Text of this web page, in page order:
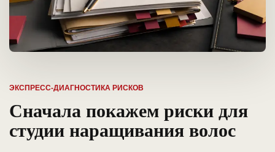
ЭКСПРЕСС-ДИАГНОСТИКА РИСКОВ
Сначала покажем риски для
студии наращивания волос